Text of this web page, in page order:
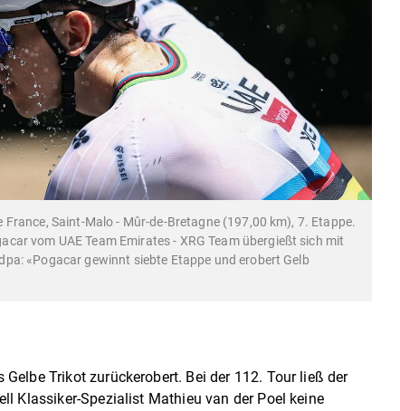
France, Saint-Malo - Mûr-de-Bretagne (197,00 km), 7. Etappe.
vom UAE Team Emirates - XRG Team übergießt sich mit
«Pogacar gewinnt siebte Etappe und erobert Gelb
Gelbe Trikot zurückerobert. Bei der 112. Tour ließ der
Klassiker-Spezialist Mathieu van der Poel keine